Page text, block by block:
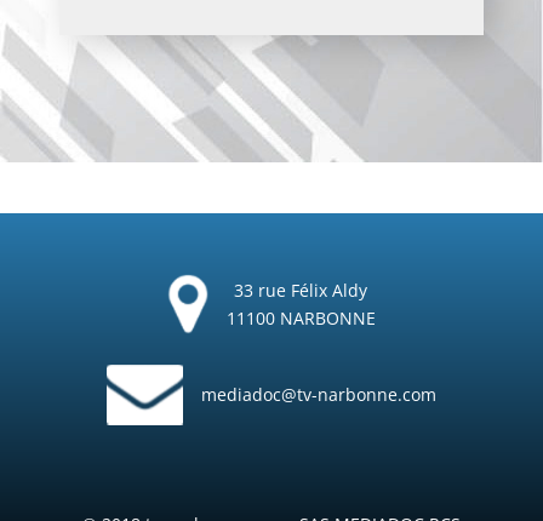
33 rue Félix Aldy
11100 NARBONNE
mediadoc@tv-narbonne.com